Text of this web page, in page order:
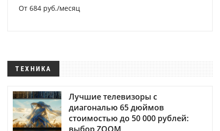
От 684 руб./месяц
ТЕХНИКА
Лучшие телевизоры с
диагональю 65 дюймов
стоимостью до 50 000 рублей: